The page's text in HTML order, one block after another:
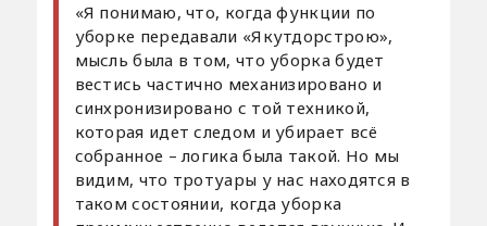
«Я понимаю, что, когда функции по
уборке передавали «Якутдорстрою»,
мысль была в том, что уборка будет
вестись частично механизировано и
синхронизировано с той техникой,
которая идет следом и убирает всё
собранное – логика была такой. Но мы
видим, что тротуары у нас находятся в
таком состоянии, когда уборка